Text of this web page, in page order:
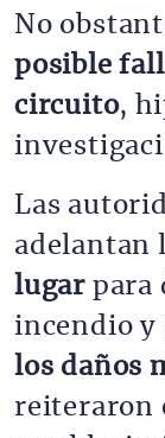
No
posible
circuito,
Las
adelantan
lugar para
incendio y
los daños
reiteraron